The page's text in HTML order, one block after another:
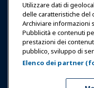
Informazioni su
Partner
Copyright © 2026
Divertimento e
Utilizzare dati di
delle caratteristiche del
Archiviare informazioni
Pubblicità e contenuti
prestazioni dei
pubblico, sviluppo di
Elenco dei partner